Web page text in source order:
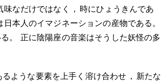
味なだけではなく ， 時にひょうきんであ
日本人のイマジネーションの産物である 。
。
正に陰陽座の音楽はそうした妖怪の多
るような要素を上手く溶け合わせ ， 新たな